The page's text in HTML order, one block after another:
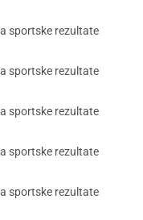
sportske rezultate
sportske rezultate
sportske rezultate
sportske rezultate
sportske rezultate